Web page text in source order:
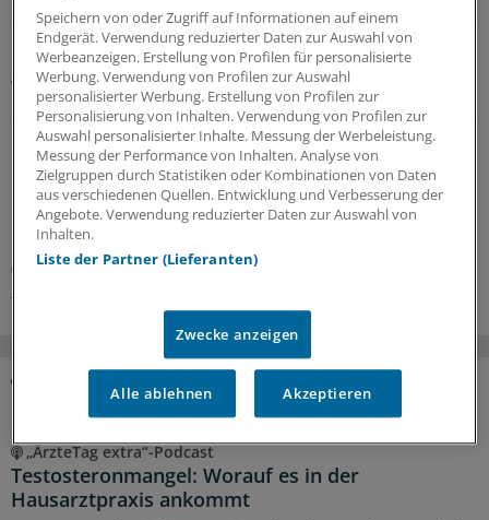
Unsere Beiträge im Überblick
Ärztetag: Diese digitalen Themen haben eine
Rolle gespielt
0
Schlagworte:
ÄrzteTag Aus-, Fort- und Weiterbildung
MEHR ZUM THEMA
„ÄrzteTag extra“-Podcast
Testosteronmangel: Worauf es in der
Hausarztpraxis ankommt
Speichern von oder Zugriff auf Informationen auf einem
Endgerät. Verwendung reduzierter Daten zur Auswahl von
Werbeanzeigen. Erstellung von Profilen für personalisierte
Werbung. Verwendung von Profilen zur Auswahl
personalisierter Werbung. Erstellung von Profilen zur
Personalisierung von Inhalten. Verwendung von Profilen zur
Auswahl personalisierter Inhalte. Messung der Werbeleistung.
Messung der Performance von Inhalten. Analyse von
Zielgruppen durch Statistiken oder Kombinationen von Daten
aus verschiedenen Quellen. Entwicklung und Verbesserung der
Angebote. Verwendung reduzierter Daten zur Auswahl von
Inhalten.
Liste der Partner (Lieferanten)
Zwecke anzeigen
Alle ablehnen Akzeptieren